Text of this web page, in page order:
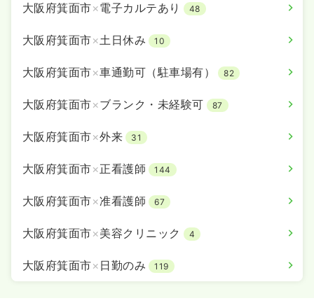
大阪府箕面市×電子カルテあり 48
大阪府箕面市×土日休み 10
大阪府箕面市×車通勤可（駐車場有） 82
大阪府箕面市×ブランク・未経験可 87
大阪府箕面市×外来 31
大阪府箕面市×正看護師 144
大阪府箕面市×准看護師 67
大阪府箕面市×美容クリニック 4
大阪府箕面市× 日勤のみ 119